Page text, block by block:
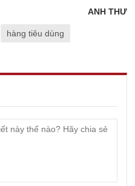
ANH THƯ
hàng tiêu dùng